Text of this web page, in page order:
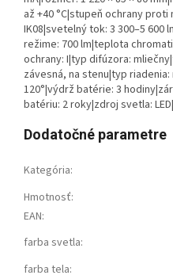
až +40 °C|stupeň ochrany
IK08|svetelný tok: 3 300–5 600
režime: 700 lm|teplota
ochrany: I|typ difúzora:
závesná, na stenu|typ
120°|výdrž batérie: 3
batériu: 2 roky|zdroj svetla:
Dodatočné parametre
Kategória:
Hmotnosť:
EAN:
farba svetla:
farba tela: